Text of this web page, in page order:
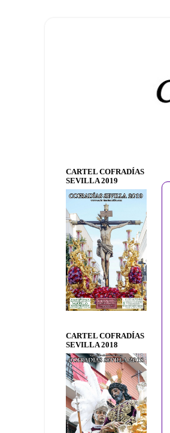
CARTEL COFRADÍAS
SEVILLA 2019
CARTEL COFRADÍAS
SEVILLA 2018